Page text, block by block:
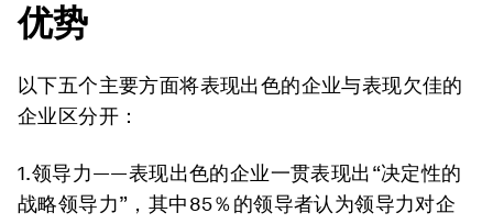
优势
以下五个主要方面将表现出色的企业与表现欠佳的
企业区分开：
1.领导力——表现出色的企业一贯表现出“决定性的
战略领导力”，其中85％的领导者认为领导力对企